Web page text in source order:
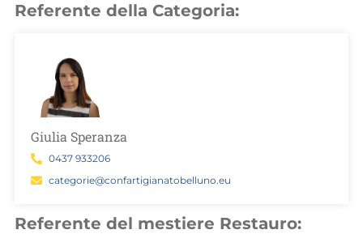
Referente della Categoria:
Giulia Speranza
0437 933206
categorie@confartigianatobelluno.eu
Referente del mestiere Restauro: